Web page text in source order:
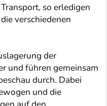
so erledigen
verschiedenen
der
und führen gemeinsam
durch. Dabei
und die